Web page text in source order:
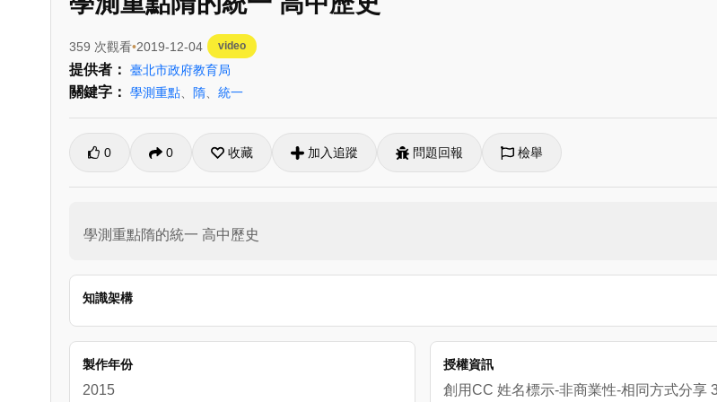
359 次觀看 2019-12-04 video
提供者： 臺北市政府教育局
關鍵字： 學測重點 隋 統一
0 0 收藏 加入追蹤 問題回報 檢舉
學測重點隋的統一 高中歷史
知識架構
製作年份
2015
授權資訊
創用CC 姓名標示-非商業性-相同方式分享